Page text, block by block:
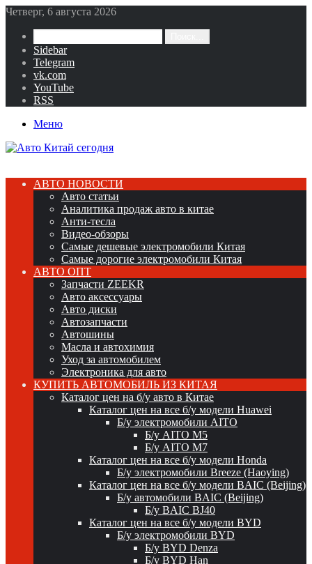
Четверг, 6 августа 2026
Sidebar
Telegram
vk.com
YouTube
RSS
Меню
АВТО НОВОСТИ
Авто статьи
Аналитика продаж авто в китае
Анти-тесла
Видео-обзоры
Самые дешевые электромобили Китая
Самые дорогие электромобили Китая
АВТО ОПТ
Запчасти ZEEKR
Авто аксессуары
Авто диски
Автозапчасти
Автошины
Масла и автохимия
Уход за автомобилем
Электроника для авто
КУПИТЬ АВТОМОБИЛЬ ИЗ КИТАЯ
Каталог цен на б/у авто в Китае
Каталог цен на все б/у модели Huawei
Б/у электромобили AITO
Б/у AITO M5
Б/у AITO M7
Каталог цен на все б/у модели Honda
Б/у электромобили Breeze (Haoying)
Каталог цен на все б/у модели BAIC (Beijing)
Б/у автомобили BAIC (Beijing)
Б/у BAIC BJ40
Каталог цен на все б/у модели BYD
Б/у электромобили BYD
Б/у BYD Denza
Б/у BYD Han